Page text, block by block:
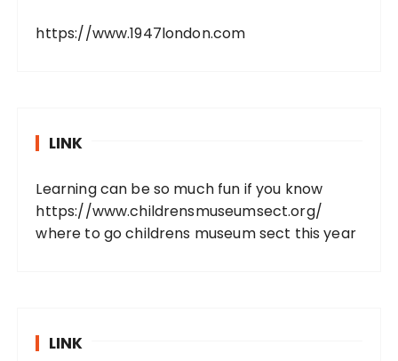
https://www.1947london.com
LINK
Learning can be so much fun if you know
https://www.childrensmuseumsect.org/
where to go childrens museum sect this year
LINK